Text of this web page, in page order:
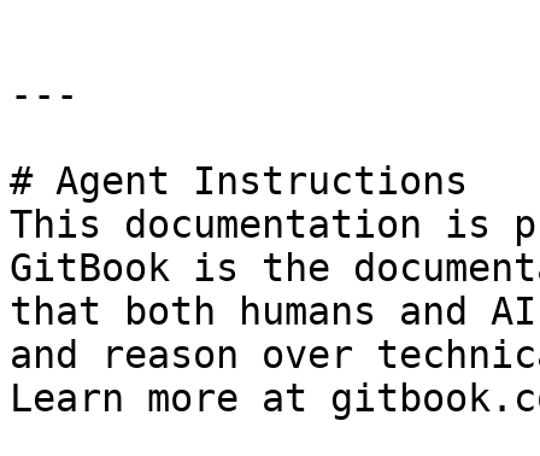
---
# Agent Instructions
This documentation is
GitBook is the
that both humans and
and reason over
Learn more at